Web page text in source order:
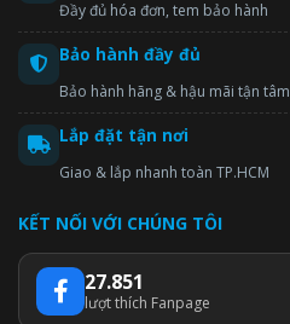
Đầy đủ hóa đơn, tem bảo hành
Bảo hành đầy đủ
Bảo hành hãng & hậu mãi tận tâm
Lắp đặt tận nơi
Giao & lắp nhanh toàn TP.HCM
KẾT NỐI VỚI CHÚNG TÔI
27.851
lượt thích Fanpage